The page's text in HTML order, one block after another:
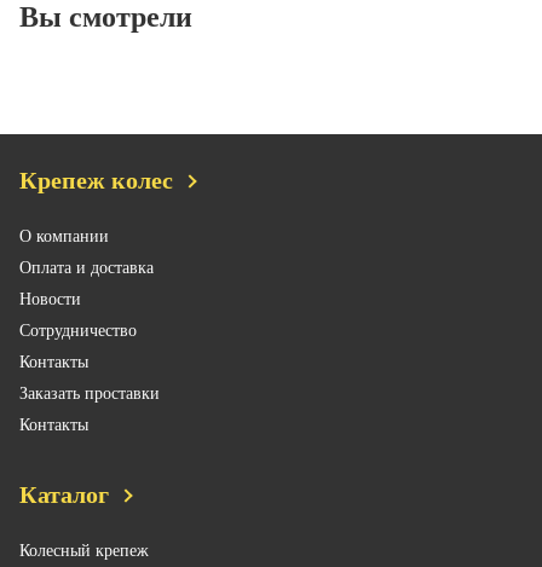
Вы смотрели
Крепеж колес
О компании
Оплата и доставка
Новости
Сотрудничество
Контакты
Заказать проставки
Контакты
Каталог
Колесный крепеж